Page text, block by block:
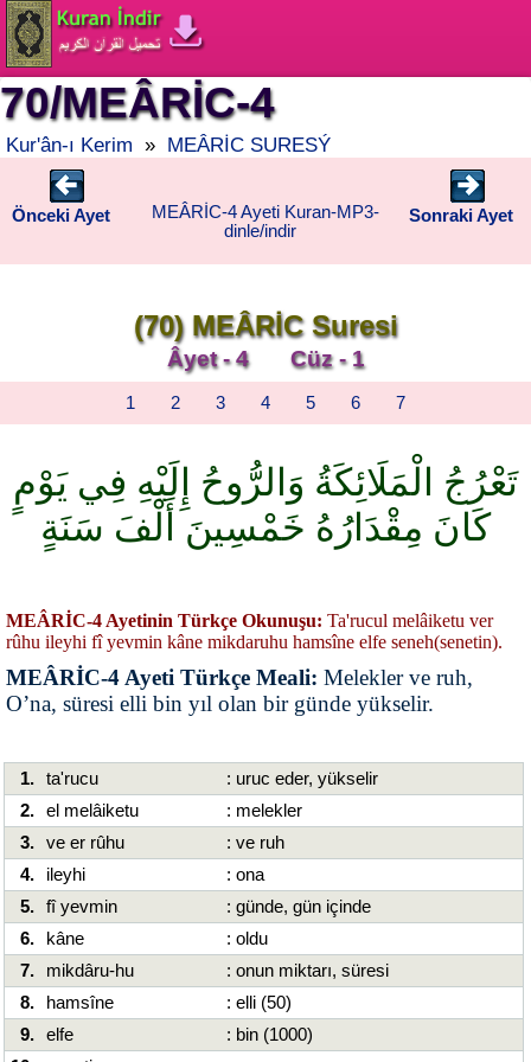
70/MEÂRİC-4
Kur'ân-ı Kerim » MEÂRİC SURESÝ
Önceki Ayet Sonraki Ayet
MEÂRİC-4 Ayeti Kuran-MP3-
dinle/indir
(70) MEÂRİC Suresi
Âyet - 4 Cüz - 1
1 2 3 4 5 6 7
تَعْرُجُ الْمَلَائِكَةُ وَالرُّوحُ إِلَيْهِ فِي يَوْمٍ
كَانَ مِقْدَارُهُ خَمْسِينَ أَلْفَ سَنَةٍ
MEÂRİC-4 Ayetinin Türkçe Okunuşu: Ta'rucul melâiketu ver
rûhu ileyhi fî yevmin kâne mikdaruhu hamsîne elfe seneh(senetin).
MEÂRİC-4 Ayeti Türkçe Meali: Melekler ve ruh,
O’na, süresi elli bin yıl olan bir günde yükselir.
1. ta'rucu
: uruc eder, yükselir
2.
el melâiketu
: melekler
3.
ve er rûhu
: ve ruh
4.
ileyhi
: ona
5.
fî yevmin
: günde, gün içinde
6.
kâne
: oldu
7.
mikdâru-hu
: onun miktarı, süresi
8.
hamsîne
: elli (50)
9.
elfe
: bin (1000)